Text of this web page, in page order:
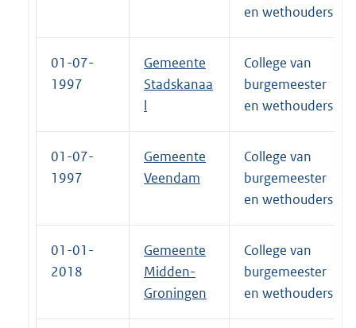
en wethouders
01-07-
1997
Gemeente
Stadskanaa
l
College van
burgemeester
en wethouders
01-07-
1997
Gemeente
Veendam
College van
burgemeester
en wethouders
01-01-
2018
Gemeente
Midden-
Groningen
College van
burgemeester
en wethouders